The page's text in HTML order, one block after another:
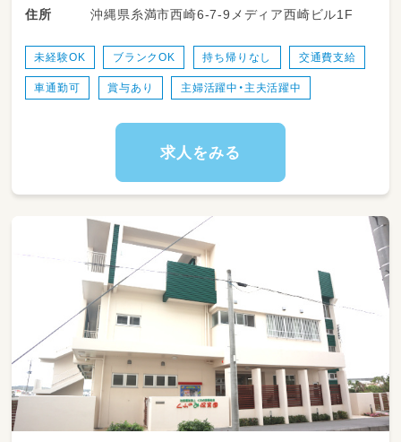
住所 沖縄県糸満市西崎6-7-9メディア西崎ビル1F
未経験OK ブランクOK 持ち帰りなし 交通費支給
車通勤可 賞与あり 主婦活躍中・主夫活躍中
求人をみる